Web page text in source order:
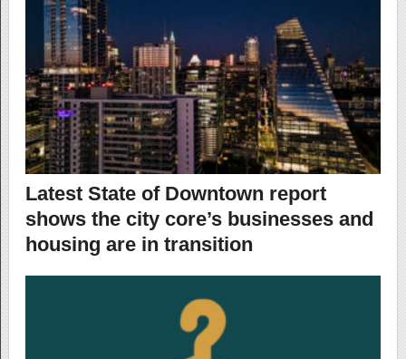
Latest State of Downtown report
shows the city core’s businesses and
housing are in transition